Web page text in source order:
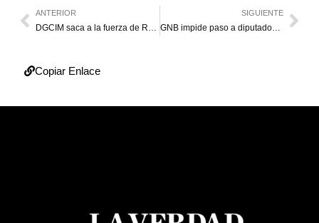
ANTERIOR
DGCIM saca a la fuerza de Ramo Verde al general Raúl Baduel
SIGUIENTE
GNB impide paso a diputados a la Asamblea Nacional
Copiar Enlace